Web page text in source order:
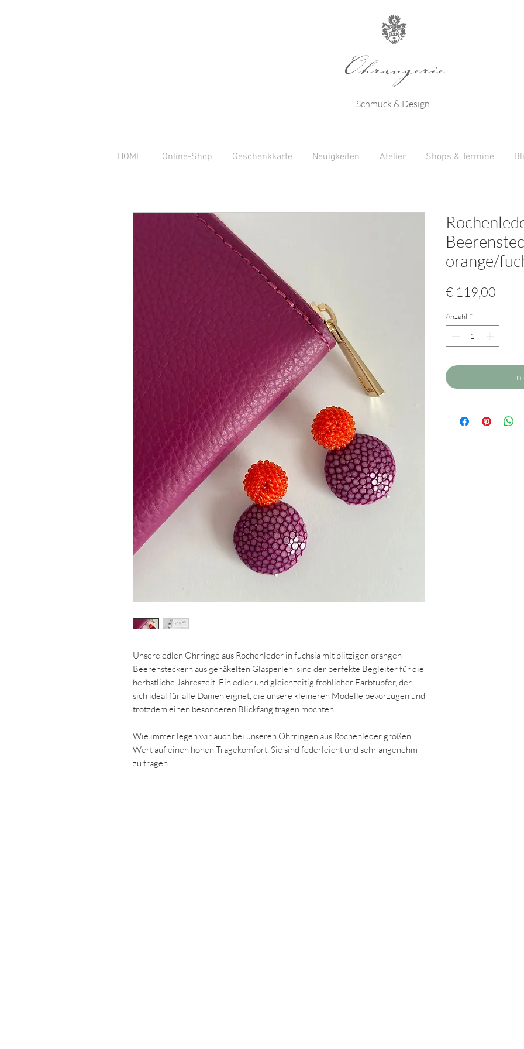
Schmuck & Design
Ohrangerie
Unsere edlen Ohrringe aus Rochenleder in fuchsia mit blitzigen orangen
Beerensteckern aus gehäkelten Glasperlen sind der perfekte Begleiter für die
herbstliche Jahreszeit. Ein edler und gleichzeitig fröhlicher Farbtupfer, der
sich ideal für alle Damen eignet, die unsere kleineren Modelle bevorzugen und
trotzdem einen besonderen Blickfang tragen möchten.
Wie immer legen wir auch bei unseren Ohrringen aus Rochenleder großen
Wert auf einen hohen Tragekomfort. Sie sind federleicht und sehr angenehm
zu tragen.
orange/
€ 119,00
Anzahl *
HOME Online-Shop Geschenkkarte Neuigkeiten Atelier Shops & Termine